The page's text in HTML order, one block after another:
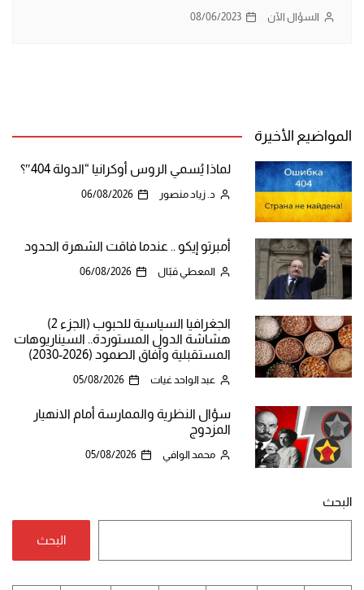
السؤال الآن 08/06/2023
المواضيع الأخيرة
لماذا يُسمي الروس أوكرانيا “الدولة 404″؟
د. زياد منصور 06/08/2026
أمبرتو إيكو .. عندما فاقت الشهرة الحدود
المعطي قبّال 06/08/2026
الجغرافيا السياسية للحبوب (الجزء 2)
هشاشة الدول المستوردة.. السيناريوهات
المستقبلية وآفاق الصمود (2026-2030)
عبد الواحد غيات 05/08/2026
سؤال النظرية والممارسة أمام الانهيار
المزدوج
محمد الوافي 05/08/2026
البحث
البحث